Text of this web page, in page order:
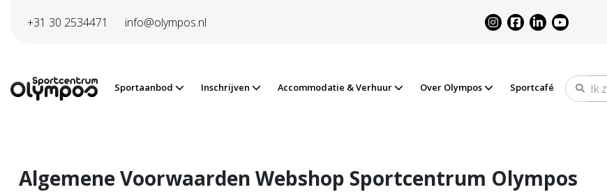
+31 30 2534471
info@olympos.nl
Sportaanbod Inschrijven Accommodatie & Verhuur Over Olympos Sportcafé
Zoeken
Algemene Voorwaarden Webshop Sportcentrum Olympos